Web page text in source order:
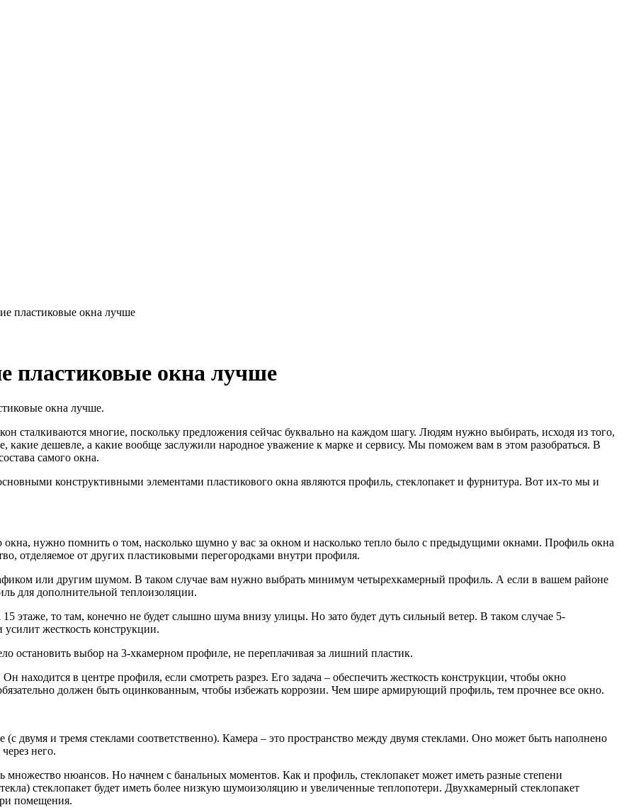
пластиковые окна лучше
пластиковые окна лучше
окна лучше.
сталкиваются многие, поскольку предложения сейчас буквально на каждом шагу. Людям нужно выбирать, исходя из того,
какие дешевле, а какие вообще заслужили народное уважение к марке и сервису. Мы поможем вам в этом разобраться. В
самого окна.
конструктивными элементами пластикового окна являются профиль, стеклопакет и фурнитура. Вот их-то мы и
нужно помнить о том, насколько шумно у вас за окном и насколько тепло было с предыдущими окнами. Профиль окна
отделяемое от других пластиковыми перегородками внутри профиля.
или другим шумом. В таком случае вам нужно выбрать минимум четырехкамерный профиль. А если в вашем районе
для дополнительной теплоизоляции.
этаже, то там, конечно не будет слышно шума внизу улицы. Но зато будет дуть сильный ветер. В таком случае 5-
жесткость конструкции.
остановить выбор на 3-хкамерном профиле, не переплачивая за лишний пластик.
в центре профиля, если смотреть разрез. Его задача – обеспечить жесткость конструкции, чтобы окно
должен быть оцинкованным, чтобы избежать коррозии. Чем шире армирующий профиль, тем прочнее все окно.
двумя и тремя стеклами соответственно). Камера – это пространство между двумя стеклами. Оно может быть наполнено
него.
множество нюансов. Но начнем с банальных моментов. Как и профиль, стеклопакет может иметь разные степени
стеклопакет будет иметь более низкую шумоизоляцию и увеличенные теплопотери. Двухкамерный стеклопакет
помещения.